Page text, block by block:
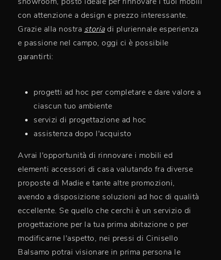
con attenzione a design e prezzo interessante.
Grazie alla nostra storiadi pluriennale esperienza
e passione nel campo, oggi ci è possibile
garantirti:
progetti ad hoc per completare e dare valore a
ciascun tuo ambiente
servizi di progettazione ad hoc
assistenza dopo l'acquisto
Avrai l'opportunità di rinnovare i mobili ed
elementi accessori di casa valutando fra diverse
proposte di Madie e tante altre promozioni,
avendo a disposizione soluzioni ad hoc di qualità
eccellente. Se quello che cerchi è un servizio di
progettazione per la tua prima abitazione o per
modificarne l'aspetto, nei pressi di Cinisello
Balsamo potrai visionare in prima persona le